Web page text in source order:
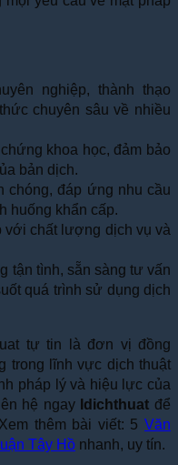
nghiệp, thành thạo
chuyên sâu về nhiều
khoa học, đảm bảo
bản dịch.
đáp ứng nhu cầu
huống khẩn cấp.
với chất lượng dịch vụ và
tận tình, sẵn sàng tư vấn
quá trình sử dụng dịch
tự tin là đơn vị đồng
trong lĩnh vực dịch thuật
pháp lý và hiệu lực của
hệ ngay Idichthuat để
thêm bài viết: 5 Văn
Tây Hồ nhanh, uy tín.